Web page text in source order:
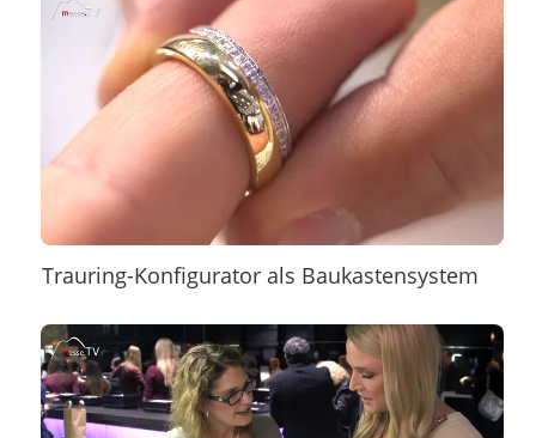
Trauring-Konfigurator als Baukastensystem